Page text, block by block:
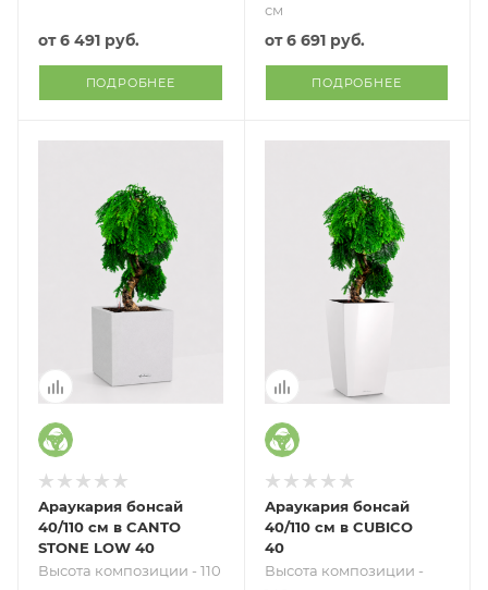
от6 491 руб.
ПОДРОБНЕЕ
см
от6 691 руб.
ПОДРОБНЕЕ
Араукария бонсай
40/110 см в CANTO
STONE LOW 40
Высота композиции - 110
Араукария бонсай
40/110 см в CUBICO
40
Высота композиции -